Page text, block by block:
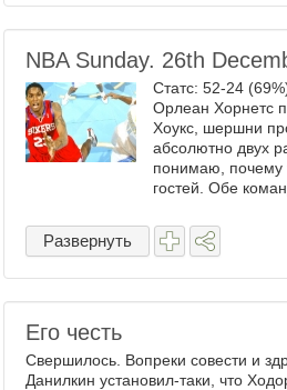
NBA Sunday. 26th
Статс: 52-24
Орлеан Хорнетс
Хоукс, шершни
абсолютно двух
понимаю, почему
гостей. Обе
команды
Развернуть
Его честь
Свершилось. Вопреки совести и
Данилкин установил-таки, что